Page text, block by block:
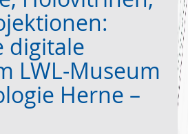
digitale
LWL-Museum
Herne –